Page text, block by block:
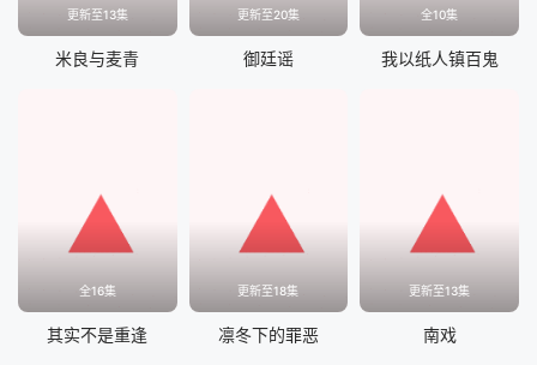
更新至13集
米良与麦青
更新至20集
御廷谣
全10集
我以纸人镇百鬼
全16集
其实不是重逢
更新至18集
凛冬下的罪恶
更新至13集
南戏